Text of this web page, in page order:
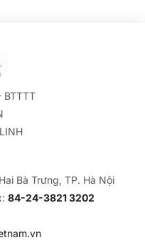
BTTTT
Bà Trưng, TP. Hà Nội
84-24-3821 3202